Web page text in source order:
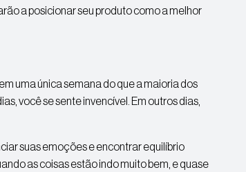
a posicionar seu produto como a melhor
uma única semana do que a maioria dos
você se sente invencível. Em outros dias,
suas emoções e encontrar equilíbrio
as coisas estão indo muito bem, e quase